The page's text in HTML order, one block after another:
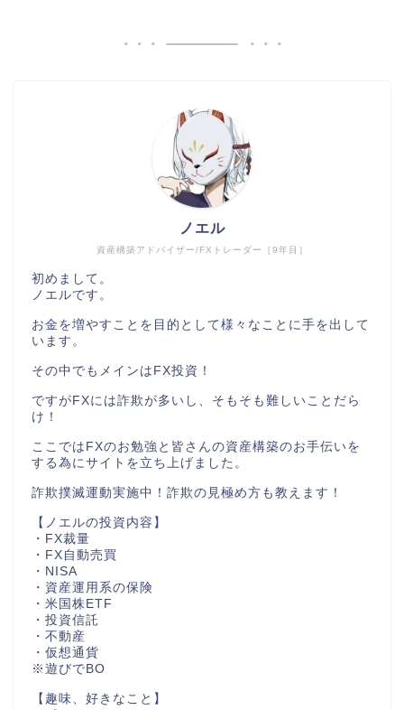
資産構築アドバイザー/FXトレーダー［9年目］
ノエル
初めまして。
ノエルです。
お金を増やすことを目的として様々なことに手を出して
います。
その中でもメインはFX投資！
ですがFXには詐欺が多いし、そもそも難しいことだら
け！
ここではFXのお勉強と皆さんの資産構築のお手伝いを
する為にサイトを立ち上げました。
詐欺撲滅運動実施中！詐欺の見極め方も教えます！
【ノエルの投資内容】
・FX裁量
・FX自動売買
・NISA
・資産運用系の保険
・米国株ETF
・投資信託
・不動産
・仮想通貨
※遊びでBO
【趣味、好きなこと】